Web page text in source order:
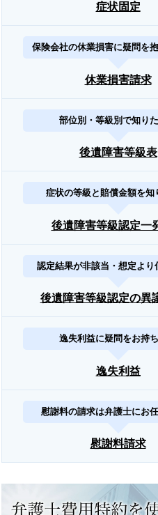
症状固定
保険会社の休業損害に疑問を
休業損害請求
部位別・等級別で知り
後遺障害等級表
症状の等級と賠償金額を知
後遺障害等級認定一
認定結果が非該当・想定より
後遺障害等級認定の異
逸失利益に疑問をお持
逸失利益
慰謝料の請求は弁護士にお
慰謝料請求